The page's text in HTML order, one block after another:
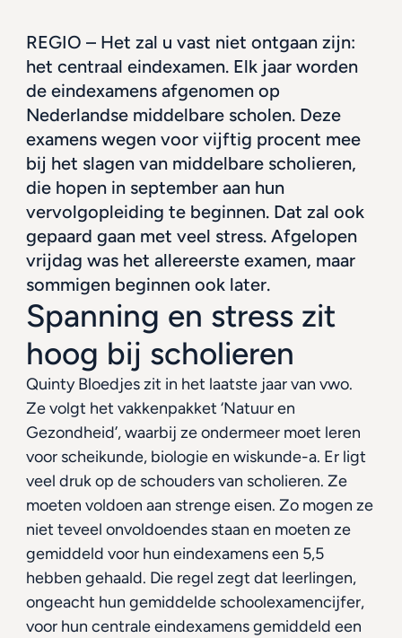
REGIO – Het zal u vast niet ontgaan zijn:
het centraal eindexamen. Elk jaar worden
de eindexamens afgenomen op
Nederlandse middelbare scholen. Deze
examens wegen voor vijftig procent mee
bij het slagen van middelbare scholieren,
die hopen in september aan hun
vervolgopleiding te beginnen. Dat zal ook
gepaard gaan met veel stress. Afgelopen
vrijdag was het allereerste examen, maar
sommigen beginnen ook later.
Spanning en stress zit
hoog bij scholieren
Quinty Bloedjes zit in het laatste jaar van vwo.
Ze volgt het vakkenpakket ‘Natuur en
Gezondheid’, waarbij ze ondermeer moet leren
voor scheikunde, biologie en wiskunde-a. Er ligt
veel druk op de schouders van scholieren. Ze
moeten voldoen aan strenge eisen. Zo mogen ze
niet teveel onvoldoendes staan en moeten ze
gemiddeld voor hun eindexamens een 5,5
hebben gehaald. Die regel zegt dat leerlingen,
ongeacht hun gemiddelde schoolexamencijfer,
voor hun centrale eindexamens gemiddeld een